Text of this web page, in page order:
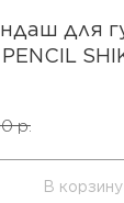
для
р.
В корзину